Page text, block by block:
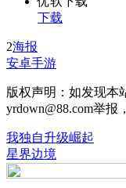
下载
2海报
安卓手游
版权声明：如发现本
yrdown@88.com举报
我独自升级崛起
星界边境